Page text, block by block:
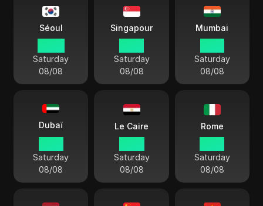
Séoul
Saturday
08/08
Singapour
Saturday
08/08
Mumbai
Saturday
08/08
Dubaï
Saturday
08/08
Le Caire
Saturday
08/08
Rome
Saturday
08/08